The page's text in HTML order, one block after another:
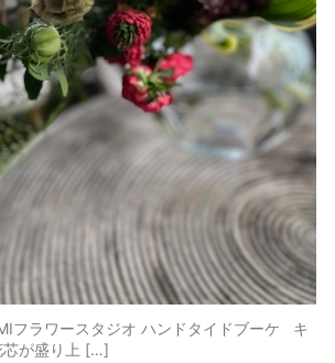
フラワースタジオ ハンドタイドブーケ キ
芯が盛り上 […]